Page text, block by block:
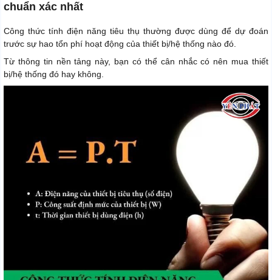
chuẩn xác nhất
Công thức tính điện năng tiêu thụ thường được dùng để dự đoán
trước sự hao tổn phí hoạt động của thiết bị/hệ thống nào đó.
Từ thông tin nền tảng này, bạn có thể cân nhắc có nên mua thiết
bị/hệ thống đó hay không.